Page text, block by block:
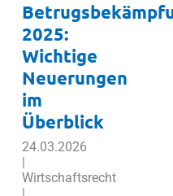
2025:
Wichtige
Neuerungen
im
Überblick
24.03.2026
|
Wirtschaftsrecht